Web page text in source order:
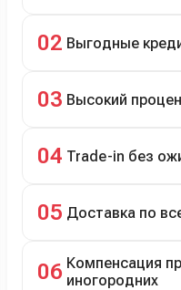
подержанные авто.
02 Выгодные
рассрочка 0% на 2
03 Высокий
04 Trade-in без
05 Доставка по
06 Компенсация
иногородних